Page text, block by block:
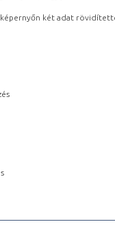
képernyőn két adat